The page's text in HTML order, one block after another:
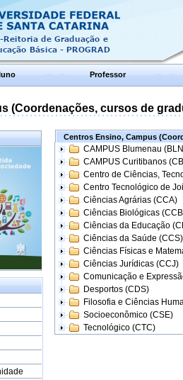
Professor
(Coordenações, cursos de
Centros Ensino, Campus
CAMPUS Blumenau
CAMPUS Curitibanos
Centro de Ciências,
Centro Tecnológico de
Ciências Agrárias (CCA)
Ciências Biológicas
Ciências da Educação
Ciências da Saúde (CCS)
Ciências Físicas e
Ciências Jurídicas (CCJ)
Comunicação e
Desportos (CDS)
Filosofia e Ciências
Socioeconômico (CSE)
Tecnológico (CTC)